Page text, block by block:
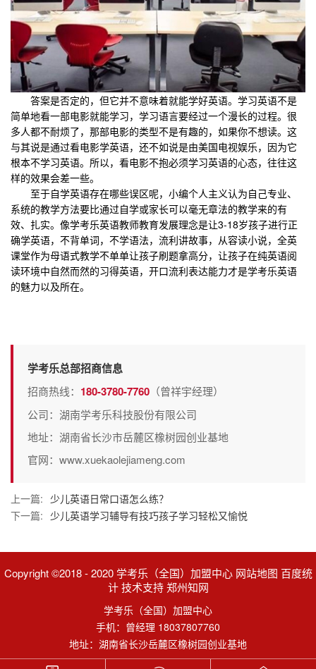
答案是否定的，但它并不意味着就能学好英语。学习英语不是
简单地看一部电影就能学习，学习语言要经过一个漫长的过程。很
多人都不耐烦了，那部电影的类型不是有趣的，如果你不想读。这
与其说是通过看电影学英语，还不如说是由美国电视娱乐，因为它
根本不学习英语。所以，看电影不抱必须学习英语的心态，往往这
样的效果会差一些。
至于自学英语存在哪些误区呢，小编个人主义认为自己专业、
系统的教学方法要比通过自学或家长可以毫无章法的教学来的有
效、扎实。像学考乐英语教师教育发展理念是让3-18岁孩子进行正
确学英语，不背单词，不学语法，流利讲故事，从容读小说，全英
课堂作为母语式教学不单单让孩子刷题拿高分，让孩子在纯英语阅
读环境中自然而然的习得英语，开口流利表达能力才是学考乐英语
的魅力以及所在。
学考乐总部招商信息
招商热线： 180-3780-7760 （曾祥宇经理）
公司：湖南学考乐科技股份有限公司
地址：湖南省长沙市岳麓区橡树园创业基地
官网：www.xuekaolejiameng.com
上一篇: 少儿英语日常口语怎么练？
下一篇: 少儿英语学习辅导有技巧孩子学习轻松又愉悦
Copyright ©2018 - 2020 学考乐（全国）加盟中心 网站地图 百度统
计 技术支持 郑州知网
学考乐（全国）加盟中心
手机：曾经理 18037807760
地址：湖南省长沙岳麓区橡树园创业基地